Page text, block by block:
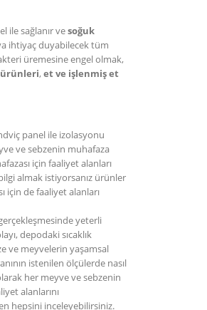
ile sağlanır vesoğuk
ihtiyaç duyabilecek tüm
üremesine engel olmak,
ürünleri,et ve işlenmiş et
panel ile izolasyonu
ve sebzenin muhafaza
için faaliyet alanları
almak istiyorsanız ürünler
için de faaliyet alanları
yeterli
depodaki sıcaklık
ve meyvelerin yaşamsal
istenilen ölçülerde nasıl
her meyve ve sebzenin
alanlarını
hepsini inceleyebilirsiniz.